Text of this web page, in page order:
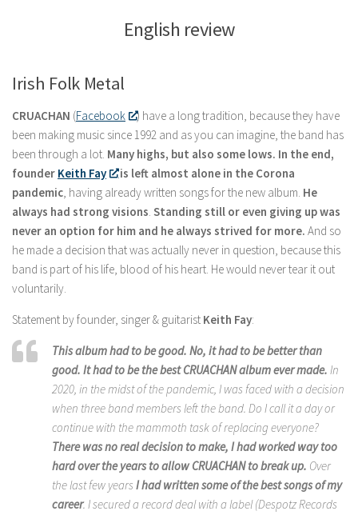
English review
Irish Folk Metal
CRUACHAN (Facebook
) have a long tradition, because they have
been making music since 1992 and as you can imagine, the band has
been through a lot. Many highs, but also some lows. In the end,
founder Keith Fay
is left almost alone in the Corona
pandemic, having already written songs for the new album. He
always had strong visions. Standing still or even giving up was
never an option for him and he always strived for more. And so
he made a decision that was actually never in question, because this
band is part of his life, blood of his heart. He would never tear it out
voluntarily.
Statement by founder, singer & guitarist Keith Fay:
This album had to be good. No, it had to be better than
good. It had to be the best CRUACHAN album ever made. In
2020, in the midst of the pandemic, I was faced with a decision
when three band members left the band. Do I call it a day or
continue with the mammoth task of replacing everyone?
There was no real decision to make, I had worked way too
hard over the years to allow CRUACHAN to break up. Over
the last few years I had written some of the best songs of my
career. I secured a record deal with a label (Despotz Records